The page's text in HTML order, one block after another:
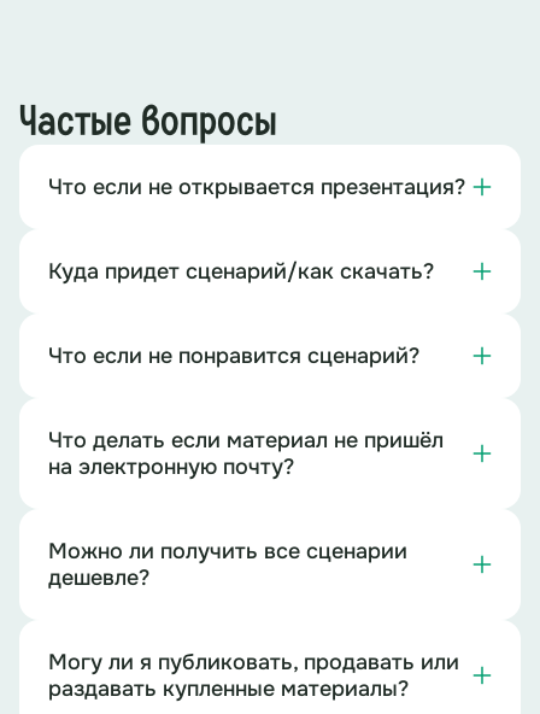
Частые вопросы
Что если не открывается презентация?
Куда придет сценарий/как скачать?
Что если не понравится сценарий?
Что делать если материал не пришёл
на электронную почту?
Можно ли получить все сценарии
дешевле?
Могу ли я публиковать, продавать или
раздавать купленные материалы?